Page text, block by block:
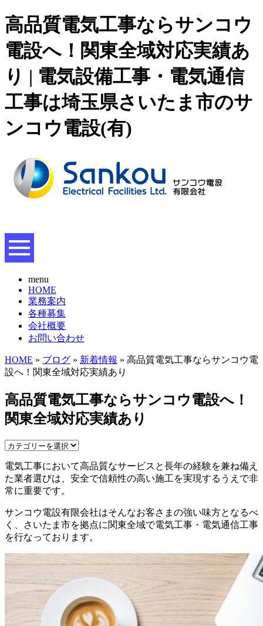
高品質電気工事ならサンコウ
電設へ！関東全域対応実績あ
り | 電気設備工事・電気通信
工事は埼玉県さいたま市のサ
ンコウ電設(有)
menu
HOME
業務案内
各種募集
会社概要
お問い合わせ
HOME » ブログ » 新着情報 » 高品質電気工事ならサンコウ電
設へ！関東全域対応実績あり
高品質電気工事ならサンコウ電設へ！
関東全域対応実績あり
電気工事において高品質なサービスと長年の経験を兼ね備え
た業者選びは、安全で信頼性の高い施工を実現するうえで非
常に重要です。
サンコウ電設有限会社はそんなお客さまの強い味方となるべ
く、さいたま市を拠点に関東全域で電気工事・電気通信工事
を行なっております。